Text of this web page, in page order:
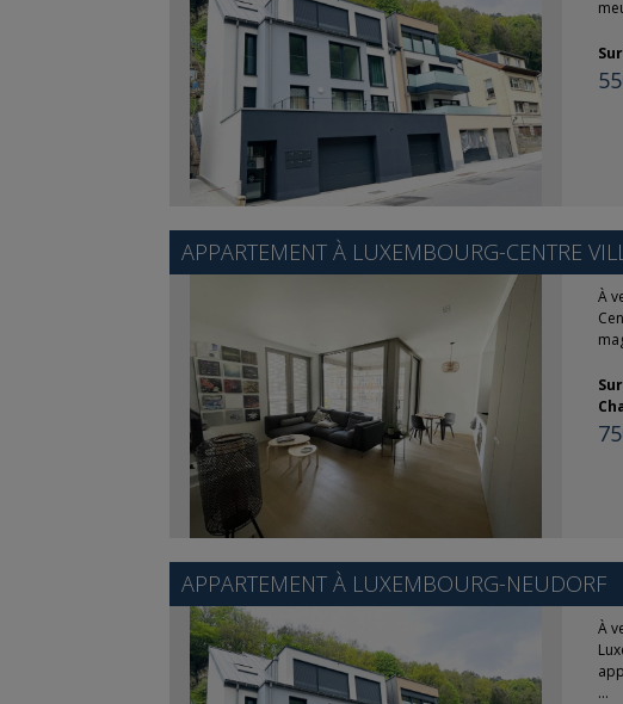
APPARTEMENT À LUXEMBOURG-CENTRE
À
APPARTEMENT À LUXEMBOURG-NEUDORF
À
...